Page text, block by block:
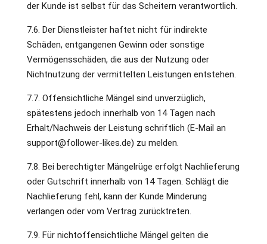
der Kunde ist selbst für das Scheitern verantwortlich.
7.6. Der Dienstleister haftet nicht für indirekte
Schäden, entgangenen Gewinn oder sonstige
Vermögensschäden, die aus der Nutzung oder
Nichtnutzung der vermittelten Leistungen entstehen.
7.7. Offensichtliche Mängel sind unverzüglich,
spätestens jedoch innerhalb von 14 Tagen nach
Erhalt/Nachweis der Leistung schriftlich (E-Mail an
support@follower-likes.de) zu melden.
7.8. Bei berechtigter Mängelrüge erfolgt Nachlieferung
oder Gutschrift innerhalb von 14 Tagen. Schlägt die
Nachlieferung fehl, kann der Kunde Minderung
verlangen oder vom Vertrag zurücktreten.
7.9. Für nichtoffensichtliche Mängel gelten die